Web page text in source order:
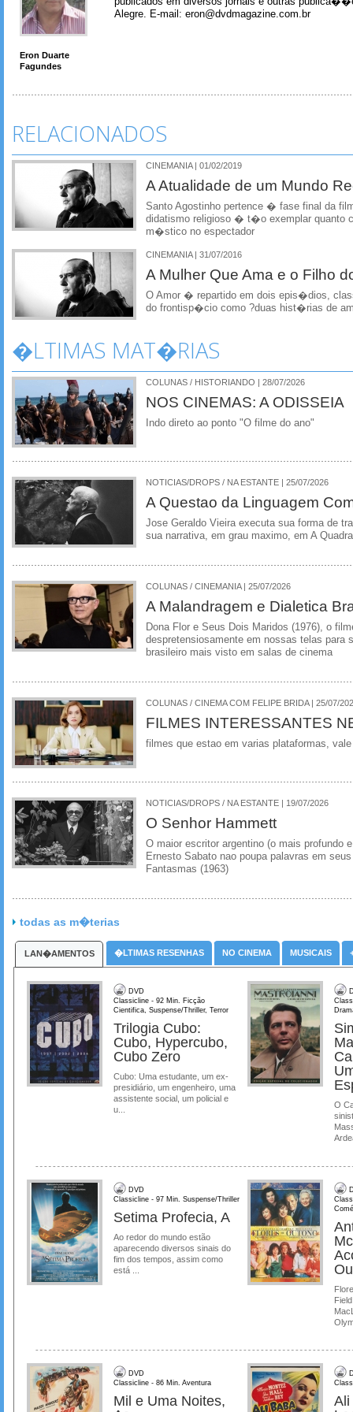
Eron Duarte
Fagundes
Alegre. E-mail: eron@dvdmagazine.com.br
RELACIONADOS
CINEMANIA | 01/02/2019
A Atualidade de um Mundo
Santo Agostinho pertence � fase final da
didatismo religioso � t�o exemplar quanto
m�stico no espectador
CINEMANIA | 31/07/2016
A Mulher Que Ama e o Filho
O Amor � repartido em dois epis�dios,
do frontisp�cio como ?duas hist�rias de
�LTIMAS MAT�RIAS
COLUNAS / HISTORIANDO | 28/07/2026
NOS CINEMAS: A ODISSEIA
Indo direto ao ponto "O filme do ano"
NOTICIAS/DROPS / NA ESTANTE | 25/07/2026
A Questao da Linguagem
Jose Geraldo Vieira executa sua forma de
sua narrativa, em grau maximo, em A
COLUNAS / CINEMANIA | 25/07/2026
A Malandragem e Dialetica
Dona Flor e Seus Dois Maridos (1976), o
despretensiosamente em nossas telas para
brasileiro mais visto em salas de cinema
COLUNAS / CINEMA COM FELIPE BRIDA | 25/07/
FILMES INTERESSANTES
filmes que estao em varias plataformas,
NOTICIAS/DROPS / NA ESTANTE | 19/07/2026
O Senhor Hammett
O maior escritor argentino (o mais profundo
Ernesto Sabato nao poupa palavras em
Fantasmas (1963)
todas as m�terias
LAN�AMENTOS �LTIMAS RESENHAS NO CINEMA MUSICAIS
DVD
Classicline - 92 Min. Ficção
Cientifica, Suspense/Thriller, Terror
Trilogia Cubo:
Cubo, Hypercubo,
Cubo Zero
Cubo: Uma estudante, um ex-
presidiário, um engenheiro, uma
assistente social, um policial e
u...
O
DVD
Classicline - 97 Min. Suspense/Thriller
Setima Profecia, A
Ao redor do mundo estão
aparecendo diversos sinais do
fim dos tempos, assim como
está ...
DVD
Classicline - 86 Min. Aventura
Mil e Uma Noites,
Ali